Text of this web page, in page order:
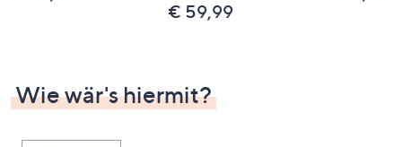
€ 59,99
Wie wär's hiermit?